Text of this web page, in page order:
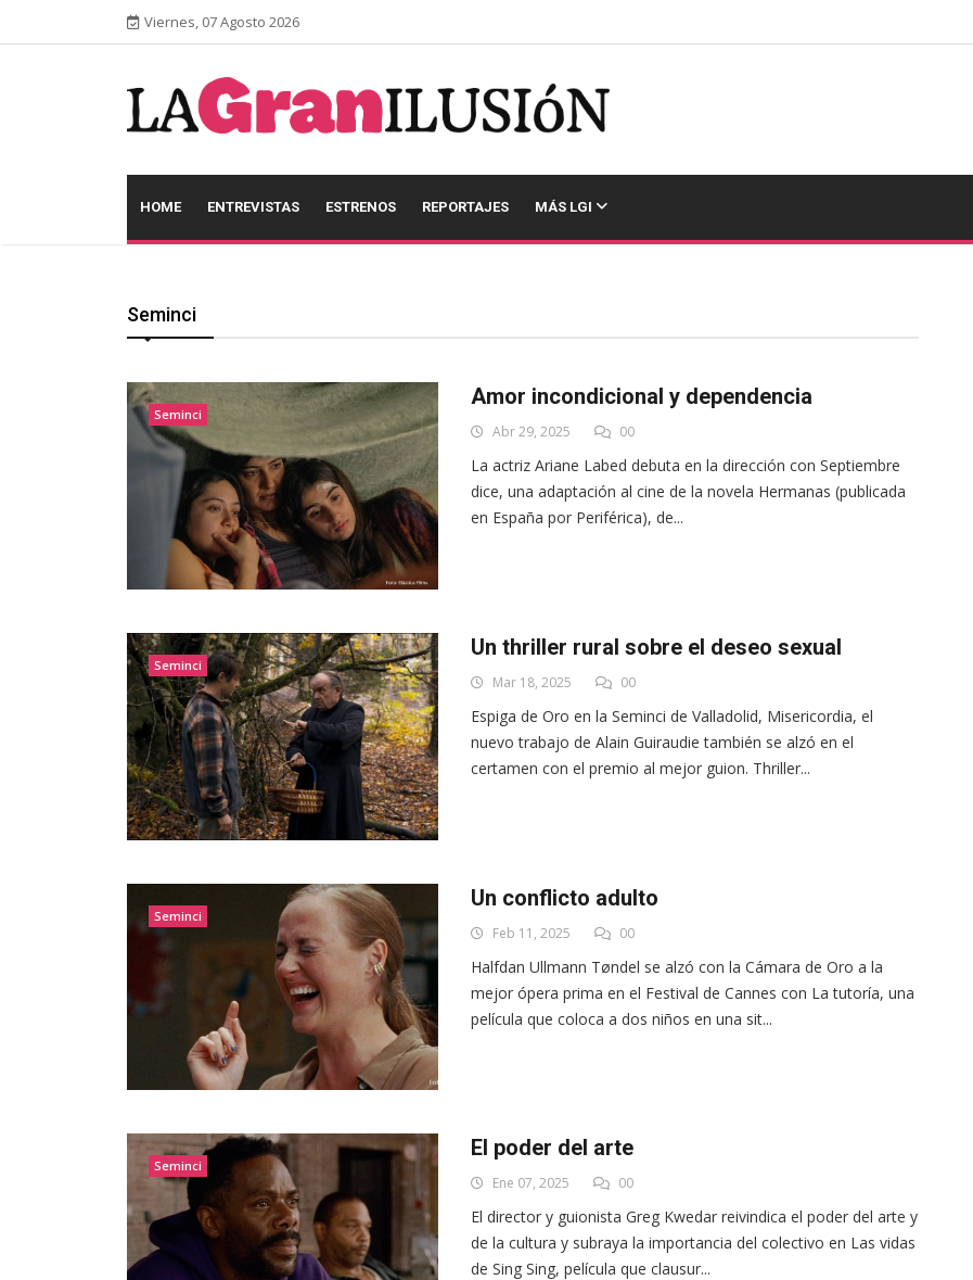
Viernes, 07 Agosto 2026
HOME ENTREVISTAS ESTRENOS REPORTAJES MÁS LGI
Seminci
Seminci
Amor incondicional y dependencia
Abr 29, 2025 00
La actriz Ariane Labed debuta en la dirección con Septiembre
dice, una adaptación al cine de la novela Hermanas (publicada
en España por Periférica), de...
Seminci
Un thriller rural sobre el deseo sexual
Mar 18, 2025 00
Espiga de Oro en la Seminci de Valladolid, Misericordia, el
nuevo trabajo de Alain Guiraudie también se alzó en el
certamen con el premio al mejor guion. Thriller...
Seminci
Un conflicto adulto
Feb 11, 2025 00
Halfdan Ullmann Tøndel se alzó con la Cámara de Oro a la
mejor ópera prima en el Festival de Cannes con La tutoría, una
película que coloca a dos niños en una sit...
Seminci
El poder del arte
Ene 07, 2025 00
El director y guionista Greg Kwedar reivindica el poder del arte y
de la cultura y subraya la importancia del colectivo en Las vidas
de Sing Sing, película que clausur...